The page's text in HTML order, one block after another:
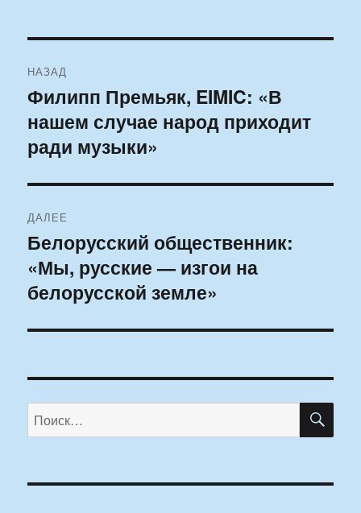
по
записям
НАЗАД
Предыдущая
запись:
Филипп Премьяк, EIMIC: «В
нашем случае народ приходит
ради музыки»
ДАЛЕЕ
Следующая
запись:
Белорусский общественник:
«Мы, русские — изгои на
белорусской земле»
Искать: